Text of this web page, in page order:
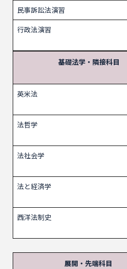
民事訴訟法演習
行政法演習
基礎法学・隣接科目
英米法
法哲学
法社会学
法と経済学
西洋法制史
展開・先端科目